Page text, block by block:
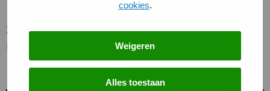
cookies.
Weigeren
Alles toestaan
voor onderzoek en verbetering van het verkeer.
Zo werken we samen aan een veilig en prettig ‘s-
Hertogenbosch, vandaag én in de toekomst!